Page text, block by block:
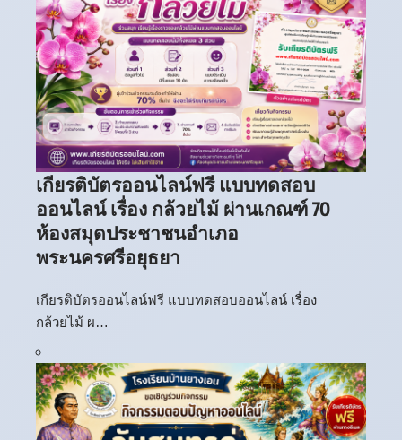
เกียรติบัตรออนไลน์ฟรี แบบทดสอบ
ออนไลน์ เรื่อง กล้วยไม้ ผ่านเกณฑ์ 70
ห้องสมุดประชาชนอำเภอ
พระนครศรีอยุธยา
เกียรติบัตรออนไลน์ฟรี แบบทดสอบออนไลน์ เรื่อง
กล้วยไม้ ผ…